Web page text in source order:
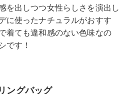
を出しつつ女性らしさを演出し
に使ったナチュラルがおすす
着ても違和感のない色味なの
です！
ングバッグ